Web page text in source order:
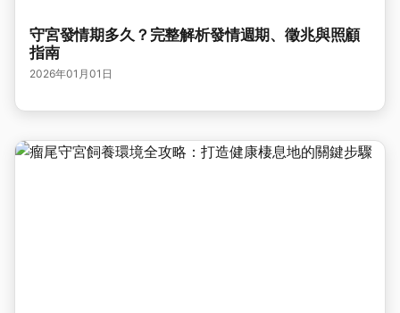
守宮發情期多久？完整解析發情週期、徵兆與照顧
指南
2026年01月01日